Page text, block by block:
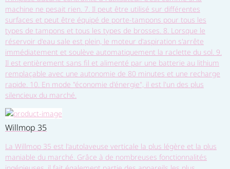
machine ne pesait rien. 7. Il peut être utilisé sur différentes
surfaces et peut être équipé de porte-tampons pour tous les
types de tampons et tous les types de brosses. 8. Lorsque le
réservoir d'eau sale est plein, le moteur d'aspiration s'arrête
immédiatement et soulève automatiquement la raclette du sol. 9.
Il est entièrement sans fil et alimenté par une batterie au lithium
remplaçable avec une autonomie de 80 minutes et une recharge
rapide. 10. En mode "économie d'énergie", il est l'un des plus
silencieux du marché.
Willmop 35
La Willmop 35 est l'autolaveuse verticale la plus légère et la plus
maniable du marché. Grâce à de nombreuses fonctionnalités